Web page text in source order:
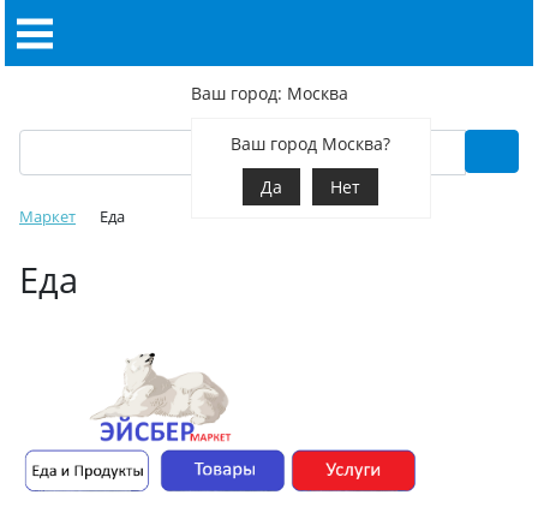
Ваш город: Москва
Ваш город Москва?
Да
Нет
Маркет Еда
Еда